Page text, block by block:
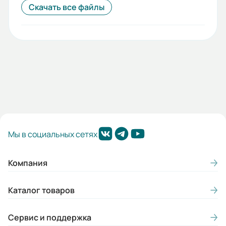
Скачать все файлы
Мы в социальных сетях
Компания
Каталог товаров
Сервис и поддержка